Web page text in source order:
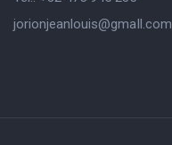
jorionjeanlouis@gmaIl.com